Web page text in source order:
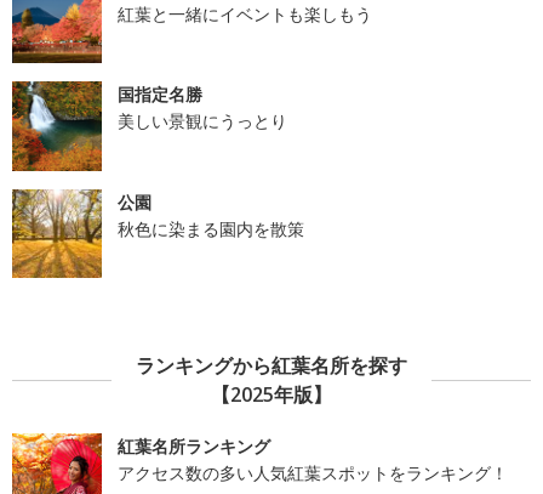
紅葉と一緒にイベントも楽しもう
国指定名勝
美しい景観にうっとり
公園
秋色に染まる園内を散策
ランキングから紅葉名所を探す
【2025年版】
紅葉名所ランキング
アクセス数の多い人気紅葉スポットをランキング！